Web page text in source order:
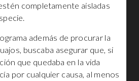
completamente aisladas
además de procurar la
buscaba asegurar que, si
que quedaba en la vida
por cualquier causa, al menos